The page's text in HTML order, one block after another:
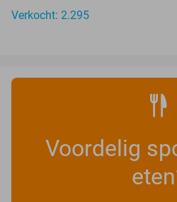
Verkocht: 2.295
Voordelig